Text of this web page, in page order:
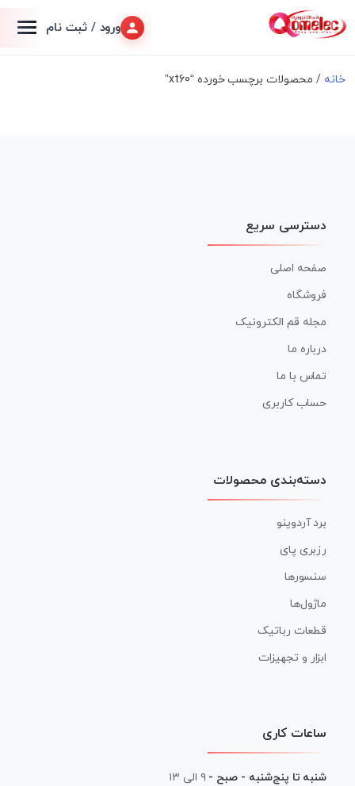
ورود / ثبت نام
خانه / محصولات برچسب خورده “xt60”
دسترسی سریع
صفحه اصلی
فروشگاه
مجله قم الکترونیک
درباره ما
تماس با ما
حساب کاربری
دسته‌بندی محصولات
برد آردوینو
رزبری پای
سنسورها
ماژول‌ها
قطعات رباتیک
ابزار و تجهیزات
ساعات کاری
شنبه تا پنج‌شنبه - صبح - ۹ الی ۱۳